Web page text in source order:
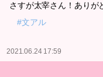
さすが太宰さん！ありが
#文アル
2021.06.24 17:59